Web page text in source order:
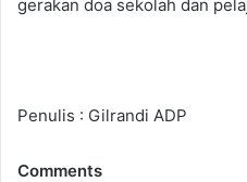
gerakan doa sekolah dan
Penulis : Gilrandi ADP
Comments